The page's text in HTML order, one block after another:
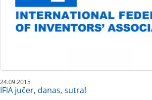
24.09.2015
IFIA jučer, danas, sutra!